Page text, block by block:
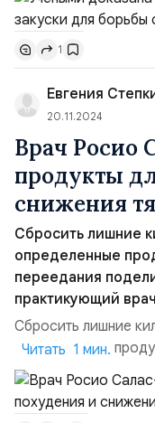
действием капусты
людей, показало,
удалению лишнего
ощутимому
описали в статье, ...
1
Евгения
20.11.2024
Врач Росио
продукты
снижения
Сбросить лишние
определенные
переедания
практикующий
Сбросить лишние
определенные
переедания
врач и диетолог
массой тела можно
Читать 1 мин.